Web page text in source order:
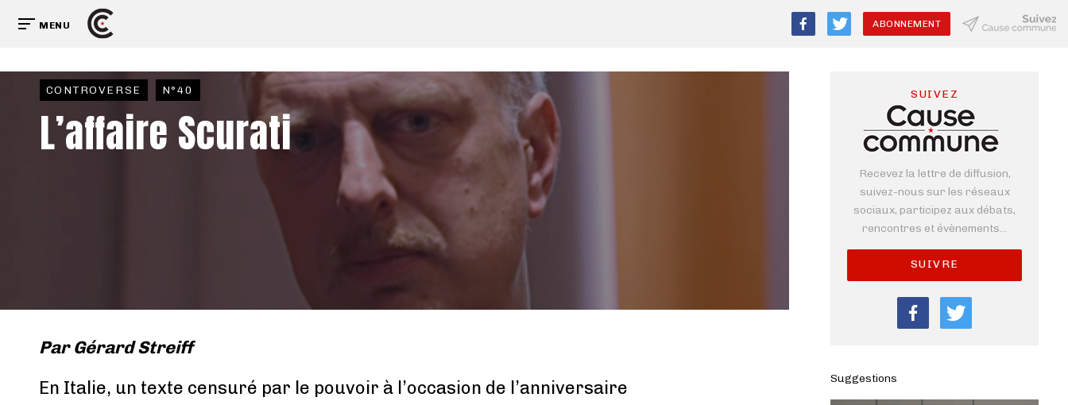
MENU ABONNEMENT
CONTROVERSE N°40
L’affaire Scurati
ParGérard Streiff
En Italie, un texte censuré par le pouvoir à l’occasion de l’anniversaire
SUIVEZ
Recevez la lettre de diffusion,
suivez-nous sur les réseaux
sociaux, participez aux débats,
rencontres et évènements...
SUIVRE
Suggestions